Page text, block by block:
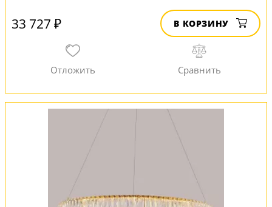
33 727 ₽ В КОРЗИНУ